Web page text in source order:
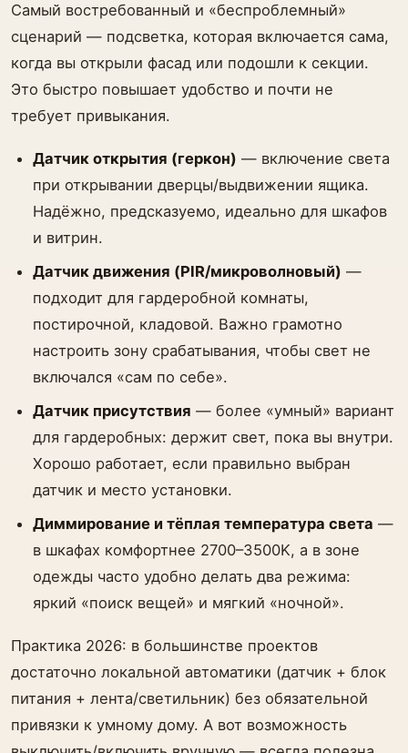
Самый востребованный и «беспроблемный»
сценарий — подсветка, которая включается сама,
когда вы открыли фасад или подошли к секции.
Это быстро повышает удобство и почти не
требует привыкания.
Датчик открытия (геркон) — включение света
при открывании дверцы/выдвижении ящика.
Надёжно, предсказуемо, идеально для шкафов
и витрин.
Датчик движения (PIR/микроволновый) —
подходит для гардеробной комнаты,
постирочной, кладовой. Важно грамотно
настроить зону срабатывания, чтобы свет не
включался «сам по себе».
Датчик присутствия — более «умный» вариант
для гардеробных: держит свет, пока вы внутри.
Хорошо работает, если правильно выбран
датчик и место установки.
Диммирование и тёплая температура света —
в шкафах комфортнее 2700–3500K, а в зоне
одежды часто удобно делать два режима:
яркий «поиск вещей» и мягкий «ночной».
Практика 2026: в большинстве проектов
достаточно локальной автоматики (датчик + блок
питания + лента/светильник) без обязательной
привязки к умному дому. А вот возможность